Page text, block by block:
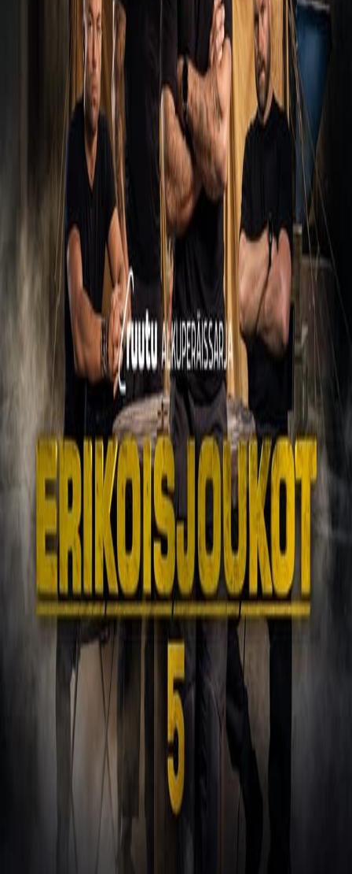
Erikoisjoukot
Esittely
TV-lähetykset
Uutiset
Klipit
Erikoisjoukkojen 5. kausi pakottaa jälleen kokelaat
kohtaamaan omat henkiset ja fyysiset rajansa. 15 uutta
kokelasta astuu vapaaehtoisesti leirille, joka vie heidät
syvälle psyykkisen ja fyysisen kestävyyden ytimeen.
Yhdentoista vuorokauden mittainen testi kertoo, ketkä
lopulta pystyvät läpäisemään Erikoisjoukkojen pääsykoetta
simuloivan leirin ja voittamaan itsensä.
Katso Ruudussa